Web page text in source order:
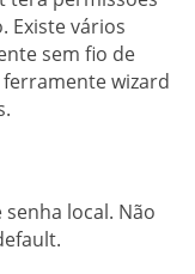
Existe vários
sem fio de
wizard
local. Não